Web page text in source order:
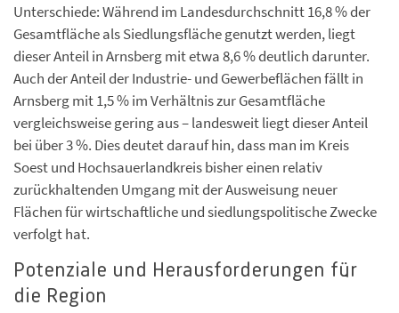
Unterschiede: Während im Landesdurchschnitt 16,8 % der
Gesamtfläche als Siedlungsfläche genutzt werden, liegt
dieser Anteil in Arnsberg mit etwa 8,6 % deutlich darunter.
Auch der Anteil der Industrie- und Gewerbeflächen fällt in
Arnsberg mit 1,5 % im Verhältnis zur Gesamtfläche
vergleichsweise gering aus – landesweit liegt dieser Anteil
bei über 3 %. Dies deutet darauf hin, dass man im Kreis
Soest und Hochsauerlandkreis bisher einen relativ
zurückhaltenden Umgang mit der Ausweisung neuer
Flächen für wirtschaftliche und siedlungspolitische Zwecke
verfolgt hat.
Potenziale und Herausforderungen für
die Region